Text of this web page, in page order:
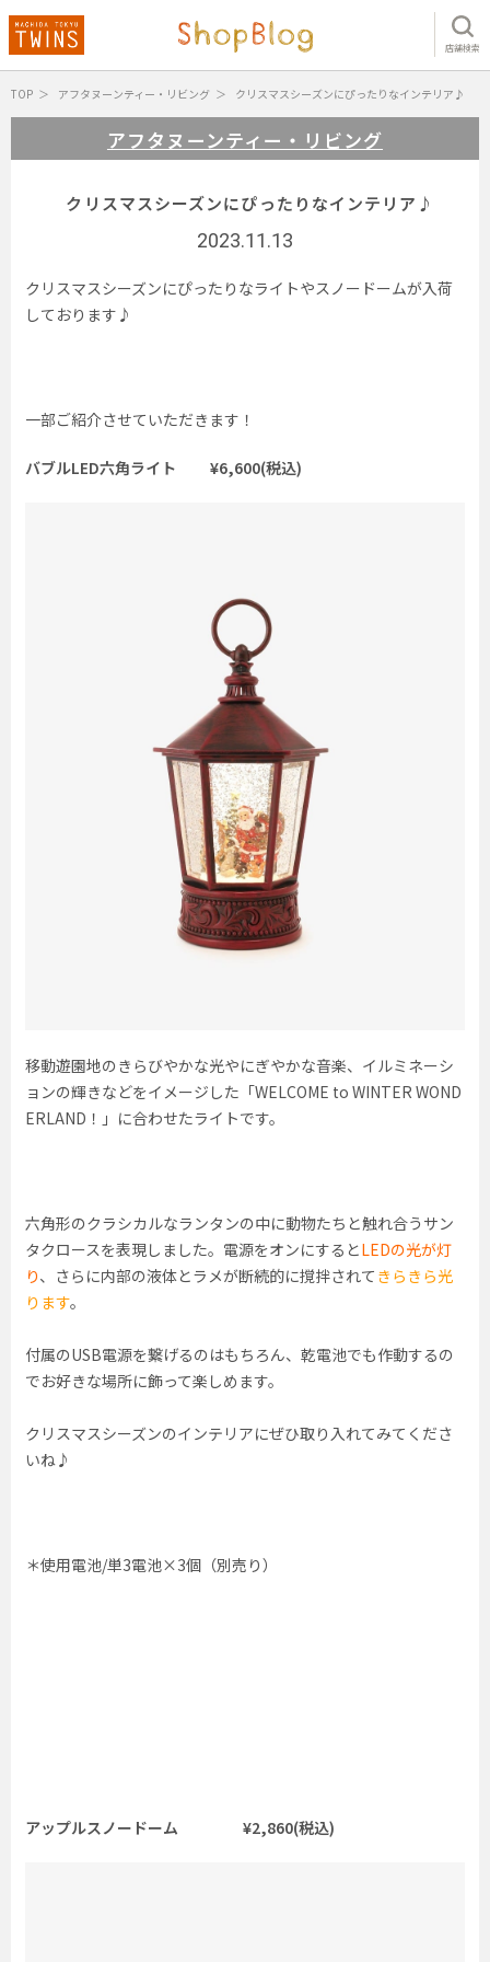
店舗検索
TOP アフタヌーンティー・リビング クリスマスシーズンにぴったりなインテリア♪
アフタヌーンティー・リビング
クリスマスシーズンにぴったりなインテリア♪
2023.11.13
クリスマスシーズンにぴったりなライトやスノードームが入荷
しております♪
一部ご紹介させていただきます！
バブルLED六角ライト ¥6,600(税込)
移動遊園地のきらびやかな光やにぎやかな音楽、イルミネーシ
ョンの輝きなどをイメージした「WELCOME to WINTER WOND
ERLAND！」に合わせたライトです。
六角形のクラシカルなランタンの中に動物たちと触れ合うサン
タクロースを表現しました。電源をオンにするとLEDの光が灯
り、さらに内部の液体とラメが断続的に撹拌されて きらきら光
ります。
付属のUSB電源を繋げるのはもちろん、乾電池でも作動するの
でお好きな場所に飾って楽しめます。
クリスマスシーズンのインテリアにぜひ取り入れてみてくださ
いね♪
＊使用電池/単3電池×3個（別売り）
アップルスノードーム ¥2,860(税込)